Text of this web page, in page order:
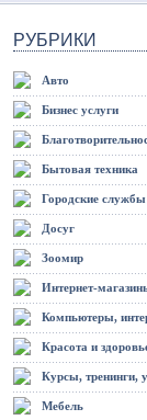
РУБРИКИ
Авто
Бизнес услуги
Бытовая техника
Городские службы
Досуг
Зоомир
Интернет-
Компьютеры,
Красота и
Курсы, тренинги,
Мебель